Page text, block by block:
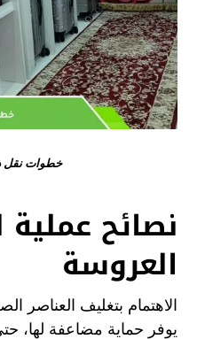
خطوات نقل
نصائح
العروسة
الاهتمام بتغليف العناصر
يوفر حماية مضاعفة لها،